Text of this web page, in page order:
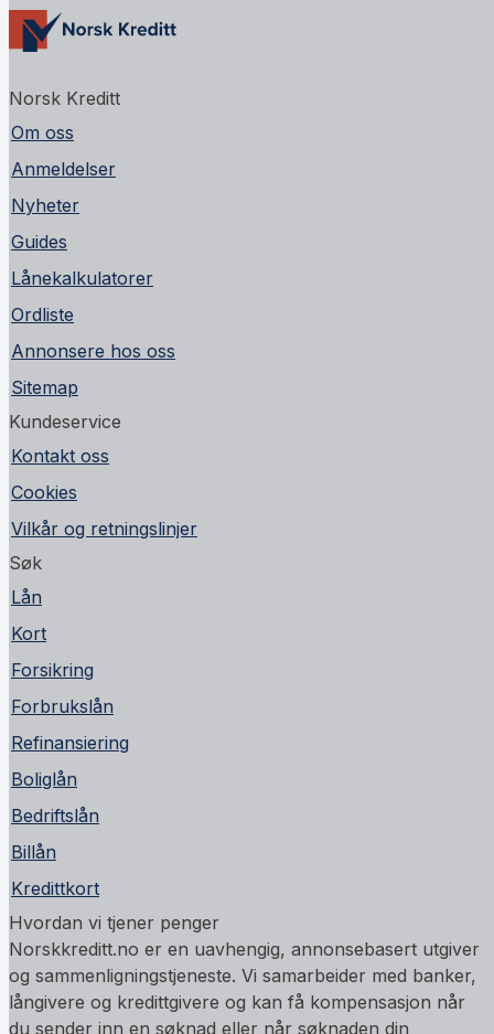
Norsk Kreditt
Om oss
Anmeldelser
Nyheter
Guides
Lånekalkulatorer
Ordliste
Annonsere hos oss
Sitemap
Kundeservice
Kontakt oss
Cookies
Vilkår og retningslinjer
Søk
Lån
Kort
Forsikring
Forbrukslån
Refinansiering
Boliglån
Bedriftslån
Billån
Kredittkort
Hvordan vi tjener penger
Norskkreditt.no er en uavhengig, annonsebasert utgiver
og sammenligningstjeneste. Vi samarbeider med banker,
långivere og kredittgivere og kan få kompensasjon når
du sender inn en søknad eller når søknaden din